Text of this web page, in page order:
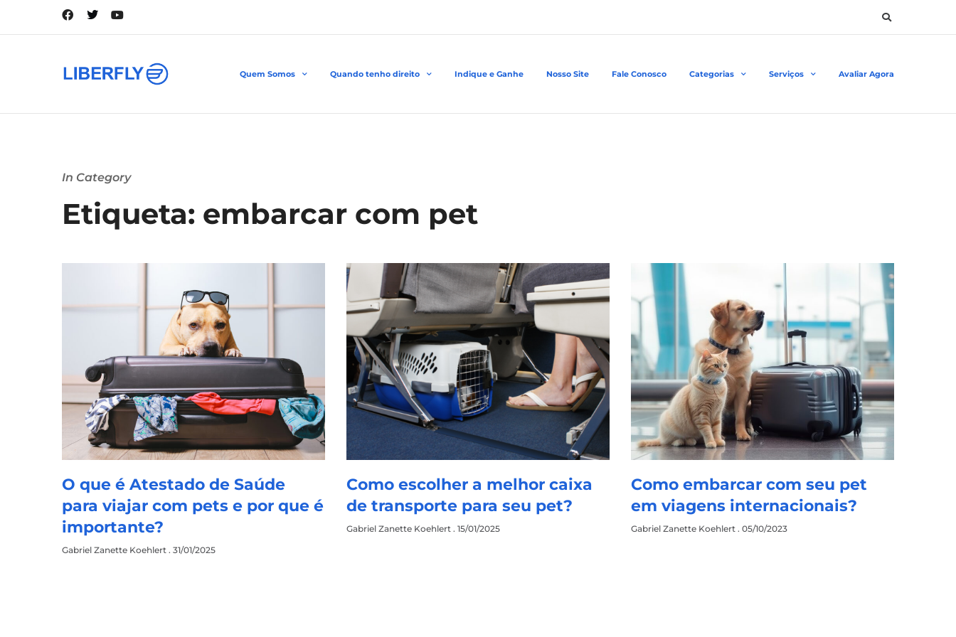
Quem Somos Quando tenho direito Indique e Ganhe Nosso Site Fale Conosco Categorias Serviços Avaliar Agora
In Category
Etiqueta: embarcar com pet
O que é Atestado de Saúde
para viajar com pets e por que é
importante?
Gabriel Zanette Koehlert 31/01/2025
Como escolher a melhor caixa
de transporte para seu pet?
Gabriel Zanette Koehlert 15/01/2025
Como embarcar com seu pet
em viagens internacionais?
Gabriel Zanette Koehlert 05/10/2023